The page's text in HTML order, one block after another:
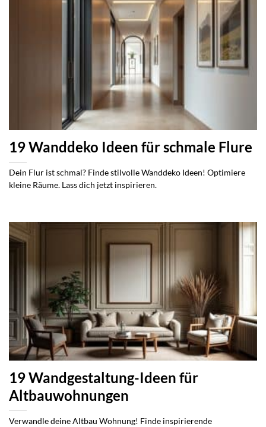
19 Wanddeko Ideen für schmale Flure
Dein Flur ist schmal? Finde stilvolle Wanddeko Ideen! Optimiere
kleine Räume. Lass dich jetzt inspirieren.
19 Wandgestaltung-Ideen für
Altbauwohnungen
Verwandle deine Altbau Wohnung! Finde inspirierende